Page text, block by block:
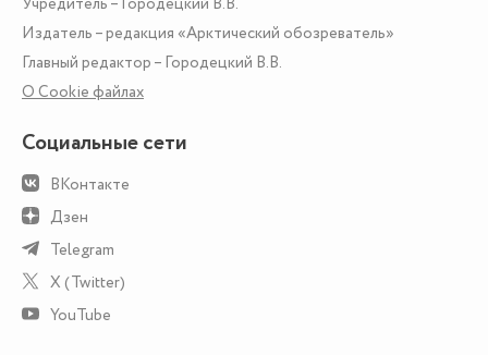
Издатель – редакция «Арктический обозреватель»
Главный редактор – Городецкий В.В.
О Сookie файлах
Социальные сети
ВКонтакте
Дзен
Telegram
X (Twitter)
YouTube